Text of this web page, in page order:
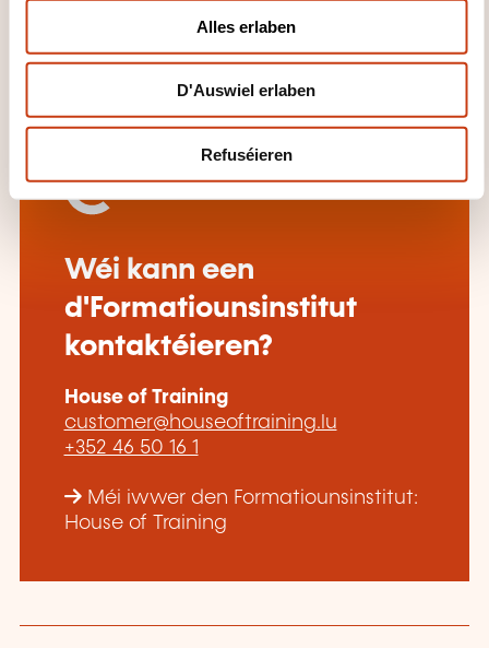
Alles erlaben
D'Auswiel erlaben
Refuséieren
Exemple d’organisation d’un inventaire magasin
L’apport des nouvelles technologies
Wéi kann een
d'Formatiounsinstitut
kontaktéieren?
House of Training
customer@houseoftraining.lu
+352 46 50 16 1
Méi iwwer den Formatiounsinstitut:
House of Training